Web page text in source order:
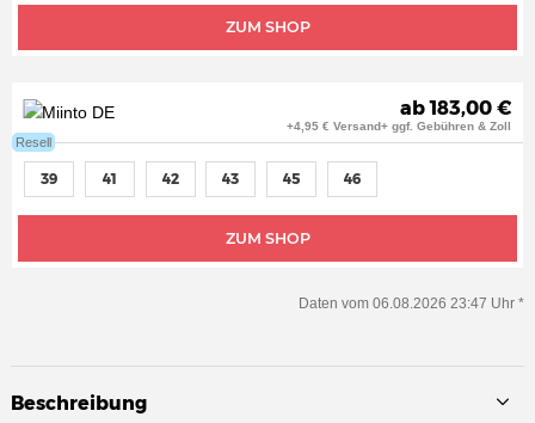
ZUM SHOP
Resell
ab 183,00 €
+4,95 € Versand+ ggf. Gebühren & Zoll
ZUM SHOP
39 41 42 43 45 46
Daten vom 06.08.2026 23:47 Uhr *
Beschreibung